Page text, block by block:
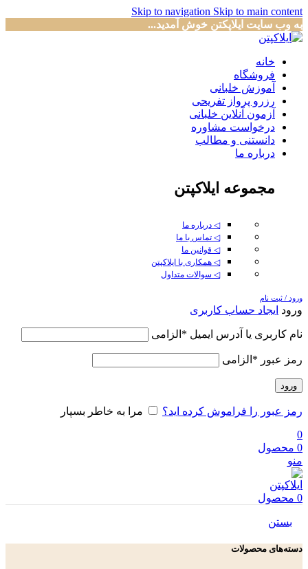
Skip to navigation Skip to main content
به وب سایت ایلاپکتن خوش آمدید...
خانه
فروشگاه
آموزش خلبانی
رزرو پرواز تفریحی
آزمون آنلاین خلبانی
درخواست مشاوره
دانستنی و مطالب
درباره ما
مجموعه ایلاکپتن
◁ درباره ما
◁ تماس با ما
◁ قوانین ما
◁ همکاری با ایلاکپتن
◁ سوالات متداول
ورود / ثبت نام
ورود ایجاد حساب کاربری
نام کاربری یا آدرس ایمیل * الزامی
رمز عبور * الزامی
ورود
رمز عبور را فراموش کرده اید؟
مرا به خاطر بسپار
0
0 محصول
منو
0 محصول
بستن
دسته‌های محصولات